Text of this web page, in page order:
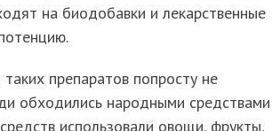
на биодобавки и лекарственные
препаратов попросту не
обходились народными
использовали овощи, фрукты,